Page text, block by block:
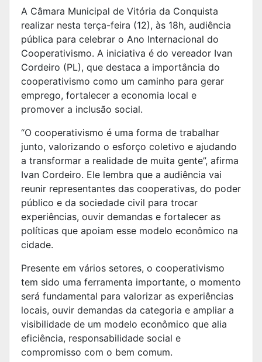
A Câmara Municipal de Vitória da Conquista
realizar nesta terça-feira (12), às 18h, audiência
pública para celebrar o Ano Internacional do
Cooperativismo. A iniciativa é do vereador Ivan
Cordeiro (PL), que destaca a importância do
cooperativismo como um caminho para gerar
emprego, fortalecer a economia local e
promover a inclusão social.
“O cooperativismo é uma forma de trabalhar
junto, valorizando o esforço coletivo e ajudando
a transformar a realidade de muita gente”, afirma
Ivan Cordeiro. Ele lembra que a audiência vai
reunir representantes das cooperativas, do poder
público e da sociedade civil para trocar
experiências, ouvir demandas e fortalecer as
políticas que apoiam esse modelo econômico na
cidade.
Presente em vários setores, o cooperativismo
tem sido uma ferramenta importante, o momento
será fundamental para valorizar as experiências
locais, ouvir demandas da categoria e ampliar a
visibilidade de um modelo econômico que alia
eficiência, responsabilidade social e
compromisso com o bem comum.